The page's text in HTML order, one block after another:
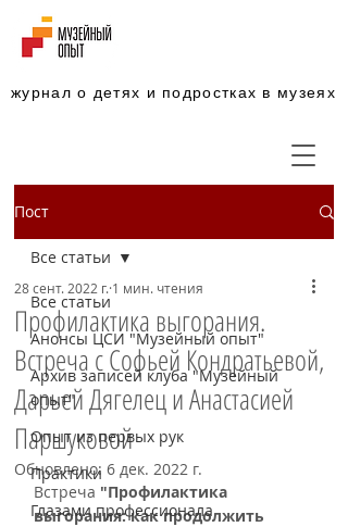
журнал о детях и подростках в музеях
Пост
Все статьи
Анонсы ЦСИ "Музейный опыт"
Архив записей клуба "Музейный
опыт"
Опыт из первых рук
Практики
Глазами профессионала
Все статьи
Профилактика выгорания.
Встреча с Софьей Кондратьевой,
Дарьей Дягелец и Анастасией
Паршуковой
28 сент. 2022 г. 1 мин. чтения
Обновлено: 6 дек. 2022 г.
Встреча "Профилактика
выгорания: как продолжить